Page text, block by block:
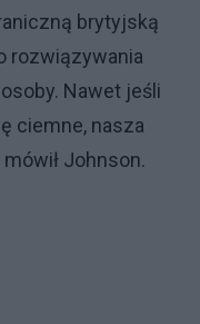
brytyjską
rozwiązywania
Nawet jeśli
ciemne, nasza
Johnson.